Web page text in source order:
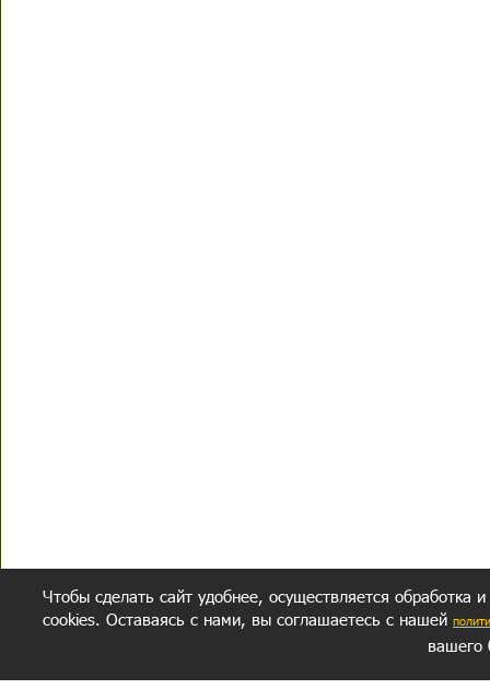
Чтобы сделать сайт удобнее, осуществляется обработка
cookies. Оставаясь с нами, вы соглашаетесь с нашей
вашего